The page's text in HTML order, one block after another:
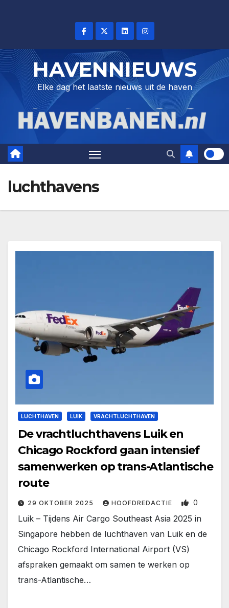
HAVENNIEUWS
Elke dag het laatste nieuws uit de haven
luchthavens
LUCHTHAVEN LUIK VRACHTLUCHTHAVEN
De vrachtluchthavens Luik en
Chicago Rockford gaan intensief
samenwerken op trans-Atlantische
route
29 OKTOBER 2025 HOOFDREDACTIE 0
Luik – Tijdens Air Cargo Southeast Asia 2025 in
Singapore hebben de luchthaven van Luik en de
Chicago Rockford International Airport (VS)
afspraken gemaakt om samen te werken op
trans-Atlantische…